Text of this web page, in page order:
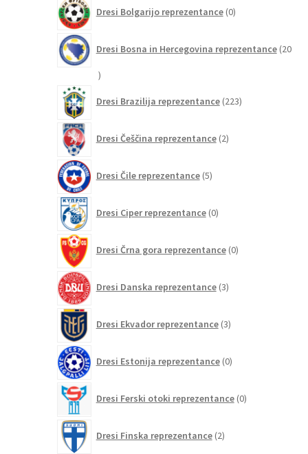
Dresi Bolgarijo reprezentance 0izdelkov
Dresi Bosna in Hercegovina reprezentance 20
20
Dresi Brazilija reprezentance 223izdelkov
Dresi Češčina reprezentance 2izdelka
Dresi Čile reprezentance 5izdelkov
Dresi Ciper reprezentance 0izdelkov
Dresi Črna gora reprezentance 0izdelkov
Dresi Danska reprezentance 3izdelki
Dresi Ekvador reprezentance 3izdelki
Dresi Estonija reprezentance 0izdelkov
Dresi Ferski otoki reprezentance 0izdelkov
Dresi Finska reprezentance 2izdelka